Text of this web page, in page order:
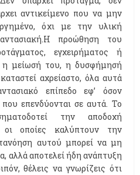
αντικείμενο που να μην
όχι με την υλική
προώθηση του
εγχειρήματος ή
η μείωσή του, η δυσφήμησή
αχρείαστο, όλα αυτά
επίπεδο εφ’ όσον
επενδύονται σε αυτά. Το
την αποδοχή
οι οποίες καλύπτουν την
αυτού μπορεί να μη
αλλά αποτελεί ήδη ανάπτυξη
θέλεις να γνωρίζεις ότι